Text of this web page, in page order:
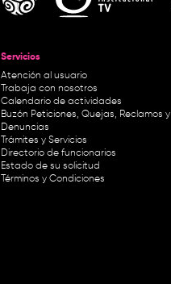
Servicios
Atención al usuario
Trabaja con nosotros
Calendario de actividades
Buzón Peticiones, Quejas, Reclamos y
Denuncias
Trámites y Servicios
Directorio de funcionarios
Estado de su solicitud
Términos y Condiciones